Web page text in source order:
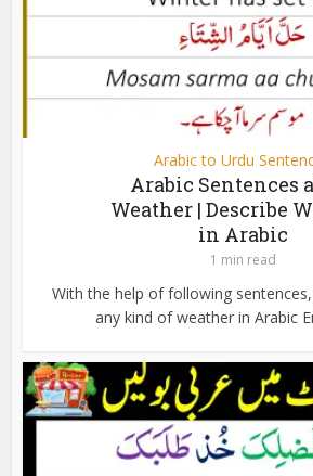
Arabic to Urdu
Arabic Sentences
Weather | Describe
in Arabic
1 min read
With the help of following
any kind of weather in Arabic